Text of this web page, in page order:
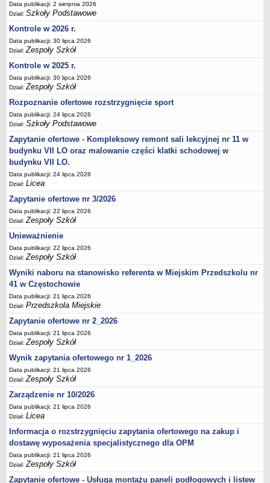
Dane podstawowe
Statut
Majątek
Godziny dyżurów
Ogłoszenia
Zarządzenia
Rejestry, ewidencje, archiwa
Kontrole
PONOWNE WYKORZYSTYWANIE
Sprawozdania
Deklaracja dostępności
DEKLARACJA DOSTĘPNOŚCI
PONOWNE WYKORZYSTYWANIE
UDOSTĘPNIANIE INFORMACJI PUBLICZNEJ
OCHRONA DANYCH OSOBOWYCH
Data publikacji: 2 sierpnia 2026
Dział:Szkoły Podstawowe
Kontrole w 2026 r.
Data publikacji: 30 lipca 2026
Dział:Zespoły Szkół
Kontrole w 2025 r.
Data publikacji: 30 lipca 2026
Dział:Zespoły Szkół
Rozpoznanie ofertowe rozstrzygnięcie sport
Data publikacji: 24 lipca 2026
Dział:Szkoły Podstawowe
Zapytanie ofertowe - Kompleksowy remont sali lekcyjnej nr 11 w
budynku VII LO oraz malowanie części klatki schodowej w
budynku VII LO.
Data publikacji: 24 lipca 2026
Dział:Licea
Zapytanie ofertowe nr 3/2026
Data publikacji: 22 lipca 2026
Dział:Zespoły Szkół
Unieważnienie
Data publikacji: 22 lipca 2026
Dział:Zespoły Szkół
Wyniki naboru na stanowisko referenta w Miejskim Przedszkolu nr
41 w Częstochowie
Data publikacji: 21 lipca 2026
Dział:Przedszkola Miejskie
Zapytanie ofertowe nr 2_2026
Data publikacji: 21 lipca 2026
Dział:Zespoły Szkół
Wynik zapytania ofertowego nr 1_2026
Data publikacji: 21 lipca 2026
Dział:Zespoły Szkół
Zarządzenie nr 10/2026
Data publikacji: 21 lipca 2026
Dział:Licea
Informacja o rozstrzygnięciu zapytania ofertowego na zakup i
dostawę wyposażenia specjalistycznego dla OPM
Data publikacji: 21 lipca 2026
Dział:Zespoły Szkół
Zapytanie ofertowe - Usługa montażu paneli podłogowych i listew